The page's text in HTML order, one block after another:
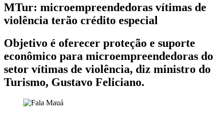
MTur: microempreendedoras vítimas de
violência terão crédito especial
Objetivo é oferecer proteção e suporte
econômico para microempreendedoras do
setor vítimas de violência, diz ministro do
Turismo, Gustavo Feliciano.